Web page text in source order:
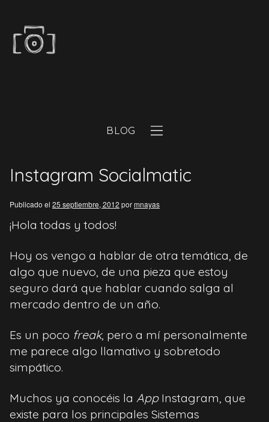
BLOG
Instagram Socialmatic
Publicado el 25 septiembre, 2012 pormnayas
¡Hola todas y todos!
Hoy os vengo a hablar de otra temática, de
algo que nuevo, de una pieza que estoy
seguro dará que hablar cuando salga al
mercado dentro de un año.
Es un poco freak, pero a mí personalmente
me parece algo llamativo y sobretodo
simpático.
Muchos ya conocéis la AppInstagram, que
existe para los principales Sistemas